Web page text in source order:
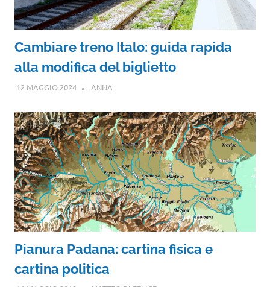
Cambiare treno Italo: guida rapida
alla modifica del biglietto
12 MAGGIO 2024 ANNA
Pianura Padana: cartina fisica e
cartina politica